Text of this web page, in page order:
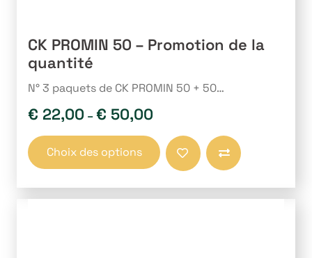
CK PROMIN 50 – Promotion de la
quantité
N° 3 paquets de CK PROMIN 50 + 50…
€ 22,00 –€ 50,00
Choix des options
Ce
produit
plusieurs